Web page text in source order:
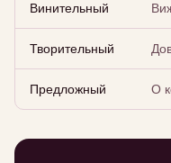
Винительный
Творительный
Предложный О